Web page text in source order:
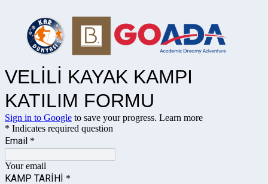
VELİLİ KAYAK KAMPI
KATILIM FORMU
Sign in to Google to save your progress. Learn more
* Indicates required question
Email *
Your email
KAMP TARİHİ *